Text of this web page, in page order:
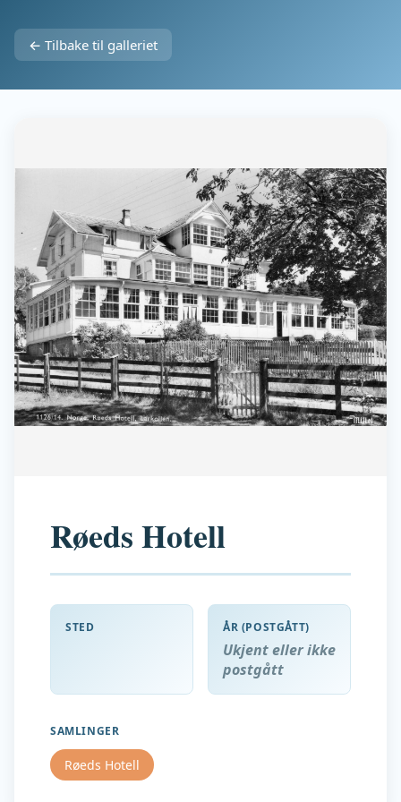
← Tilbake til galleriet
Røeds Hotell
STED ÅR (POSTGÅTT)
Ukjent eller ikke
postgått
SAMLINGER
Røeds Hotell